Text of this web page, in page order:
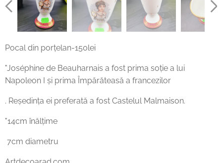
Pocal din porțelan-150lei
"Joséphine de Beauharnais a fost prima soție a lui
Napoleon I și prima Împărăteasă a francezilor
. Reședința ei preferată a fost Castelul Malmaison.
"14cm înălțime
7cm diametru